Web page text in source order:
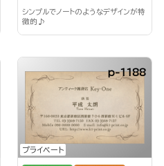
シンプルでノートのようなデザインが特
徴的♪
プライベート
p-1188